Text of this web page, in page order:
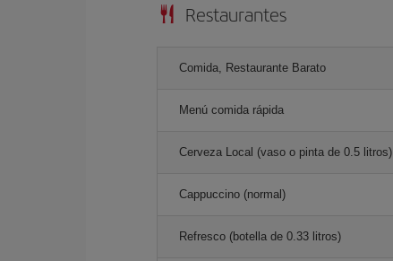
Restaurantes
Comida, Restaurante Barato
Menú comida rápida
Cerveza Local (vaso o pinta de 0.5 litros)
Cappuccino (normal)
Refresco (botella de 0.33 litros)